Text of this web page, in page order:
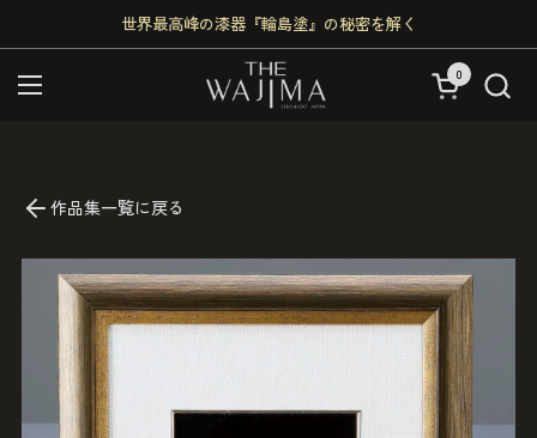
コンテンツへスキップ世界最高峰の漆器『輪島塗』の秘密を解く
カートを開く
0
メニューを開く
作品集一覧に戻る